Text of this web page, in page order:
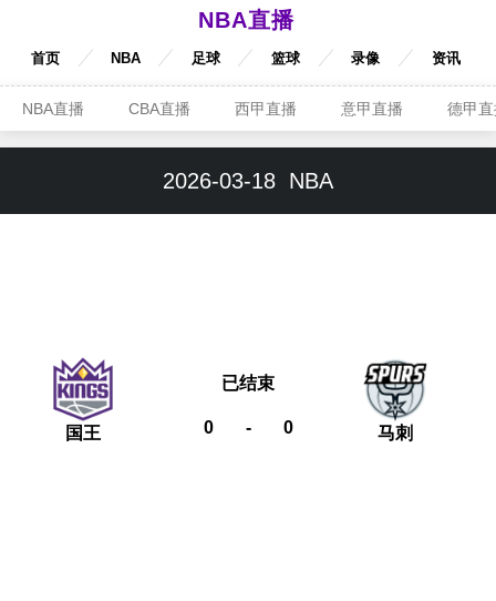
NBA直播
首页 NBA 足球 篮球 录像 资讯
NBA直播 CBA直播 西甲直播 意甲直播 德甲
2026-03-18 NBA
国王 0 - 0
已结束
马刺